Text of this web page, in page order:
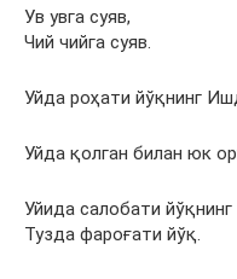
Ув увга суяв,
Чий чийга суяв.
Уйда роҳати йўқнинг
Уйда қолган билан юк
Уйида салобати йўқнинг
Тузда фароғати йўқ.